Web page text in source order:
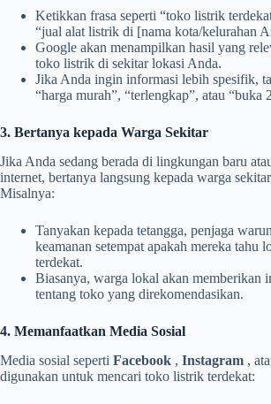
Ketikkan frasa seperti “toko listrik
“jual alat listrik di [nama kota/kelurahan
Google akan menampilkan hasil yang
toko listrik di sekitar lokasi Anda.
Jika Anda ingin informasi lebih spesifik,
“harga murah”, “terlengkap”, atau “buka
3. Bertanya kepada Warga Sekitar
Jika Anda sedang berada di lingkungan baru
internet, bertanya langsung kepada warga
Misalnya:
Tanyakan kepada tetangga, penjaga
keamanan setempat apakah mereka tahu
terdekat.
Biasanya, warga lokal akan memberikan
tentang toko yang direkomendasikan.
4. Memanfaatkan Media Sosial
Media sosial seperti Facebook , Instagram ,
digunakan untuk mencari toko listrik terdekat: